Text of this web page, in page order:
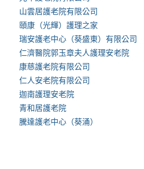
山雲居護老院有限公司
頤康（光輝）護理之家
瑞安護老中心（葵盛東）有限公司
仁濟醫院郭玉章夫人護理安老院
康慈護老院有限公司
仁人安老院有限公司
迦南護理安老院
青和居護老院
騰達護老中心（葵涌）